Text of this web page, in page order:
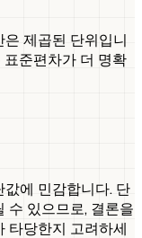
제곱된 단위입니
표준편차가 더 명확
에 민감합니다. 단
수 있으므로, 결론을
타당한지 고려하세